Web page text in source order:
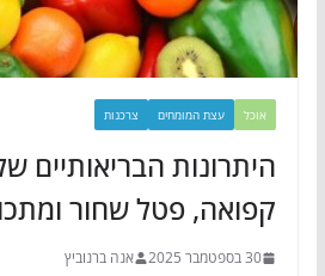
אוכל עצת המומחים צרכנות
היתרונות הבריאותיים
קפואה, פטל שחור
30 בספטמבר 2025 אנה ברנוביץ